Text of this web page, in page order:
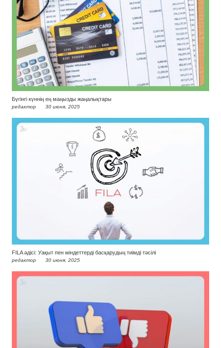
Бүгінгі күннің ең маңызды жаңалықтары
редактор 30 июня, 2025
FILA әдісі: Уақыт пен міндеттерді басқарудың тиімді тәсілі
редактор 30 июня, 2025